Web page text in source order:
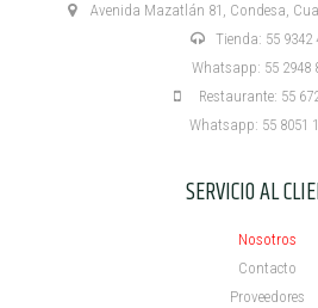
Avenida Mazatlán 81, Condesa,
Tienda: 55 9342
Whatsapp: 55 2948
Restaurante: 55
Whatsapp: 55 8051
SERVICIO AL
Nosotros
Contacto
Proveedores